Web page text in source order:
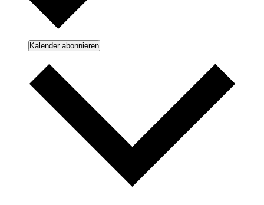
Kalender abonnieren